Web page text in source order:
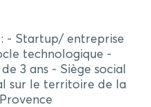
- Startup/ entreprise
technologique -
3 ans - Siège social
sur le territoire de la